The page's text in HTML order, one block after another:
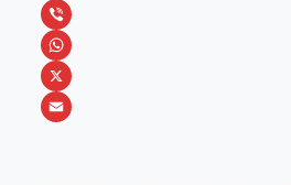
c
e
b
o
e
s
s
e
L
i
n
k
V
i
b
W
h
X